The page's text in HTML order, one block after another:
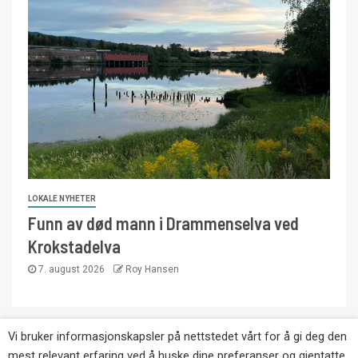
LOKALE NYHETER
Funn av død mann i Drammenselva ved
Krokstadelva
7. august 2026 Roy Hansen
Copyright © Eikernytt.no utgis av Roy’s
Vi bruker informasjonskapsler på nettstedet vårt for å gi deg den